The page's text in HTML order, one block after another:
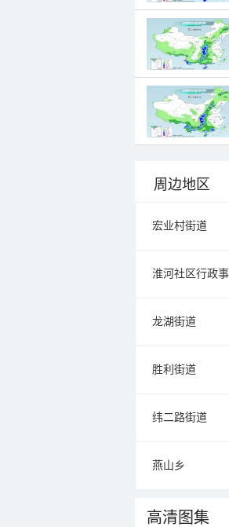
周边地区
宏业村街道
龙湖街道
胜利街道
纬二路街道
燕山乡
高清图集